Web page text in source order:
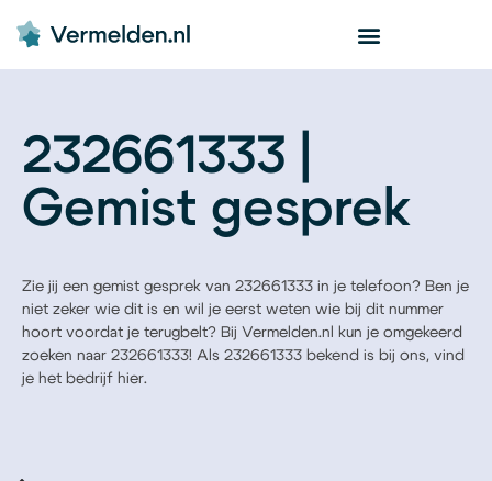
232661333 |
Gemist gesprek
Zie jij een gemist gesprek van 232661333 in je telefoon? Ben je
niet zeker wie dit is en wil je eerst weten wie bij dit nummer
hoort voordat je terugbelt? Bij Vermelden.nl kun je omgekeerd
zoeken naar 232661333! Als 232661333 bekend is bij ons, vind
je het bedrijf hier.